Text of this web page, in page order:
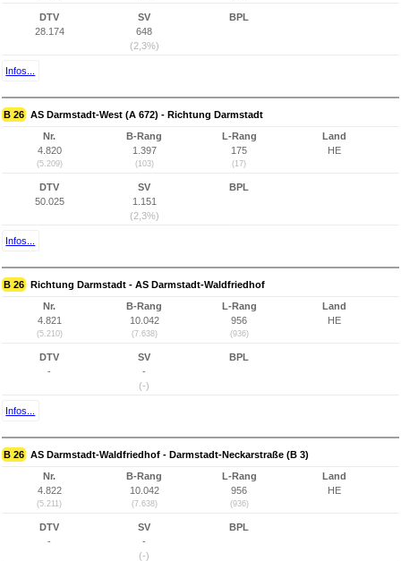
DTV
28.174
SV
648
(2,3%)
BPL
Infos...
B 26 AS Darmstadt-West (A 672) - Richtung Darmstadt
Nr.
4.820
(5.209)
B-Rang
1.397
(103)
L-Rang
175
(17)
Land
HE
DTV
50.025
SV
1.151
(2,3%)
BPL
Infos...
B 26 Richtung Darmstadt - AS Darmstadt-Waldfriedhof
Nr.
4.821
(5.210)
B-Rang
10.042
(7.638)
L-Rang
956
(936)
Land
HE
DTV
-
SV
-
(-)
BPL
Infos...
B 26 AS Darmstadt-Waldfriedhof - Darmstadt-Neckarstraße (B 3)
Nr.
4.822
(5.211)
B-Rang
10.042
(7.638)
L-Rang
956
(936)
Land
HE
DTV
-
SV
-
(-)
BPL